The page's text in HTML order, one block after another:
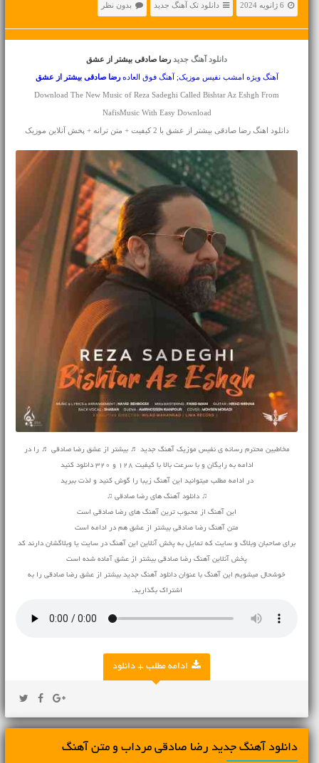
6 ژانویه 2024 دانلود تک آهنگ جدید بدون نظر
دانلود آهنگ جدید رضا صادقی بیشتر از عشق
آهنگ ویژه امشب نفیس موزیک; آهنگ فوق العادهرضا صادقی بیشتر از عشق
Download The New Music of Reza Sadeghi Called Bishtar Az Eshgh From
NafisMusic With Easy Download
دانلود اهنگ رضا صادقی بیشتر از عشق با 2 کیفیت + متن ترانه + پخش آنلاین موزیک
مخاطبین محترم رسانه ی نفیس موزیک آهنگ جدید ♬ بیشتر از عشق رضا صادقی ♬ را در
ادامه به رایگان و با سرعت بالا با کیفیت 128 و 320 دانلود کنید
در ادامه مطلب میتوانید این آهنگ زیبا را گوش کنید و لذت ببرید
♫ دانلود آهنگ های رضا صادقی ♫
این آهنگ از محبوب ترین آهنگ های رضا صادقی است
متن آهنگ رضا صادقی بیشتر از عشق هم در ادامه است
برای صاحبان وبلاگ و سایت که تمایل به پخش آنلاین این آهنگ در سایت یا وبلاگشان دارند کد
پخش آنلاین آهنگ رضا صادقی بیشتر از عشق آماده شده است
خوشحال میشویم این آهنگ با عنوان دانلود آهنگ جدید بیشتر از عشق رضا صادقی را به
اشتراک بگذارید.
ادامه مطلب + دانلود
دانلود آهنگ جديد رضا صادقی مرداب و متن آهنگ